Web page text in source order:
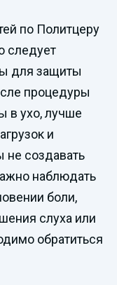
по Политцеру
следует
для защиты
процедуры
в ухо, лучше
и
не создавать
наблюдать
боли,
слуха или
обратиться